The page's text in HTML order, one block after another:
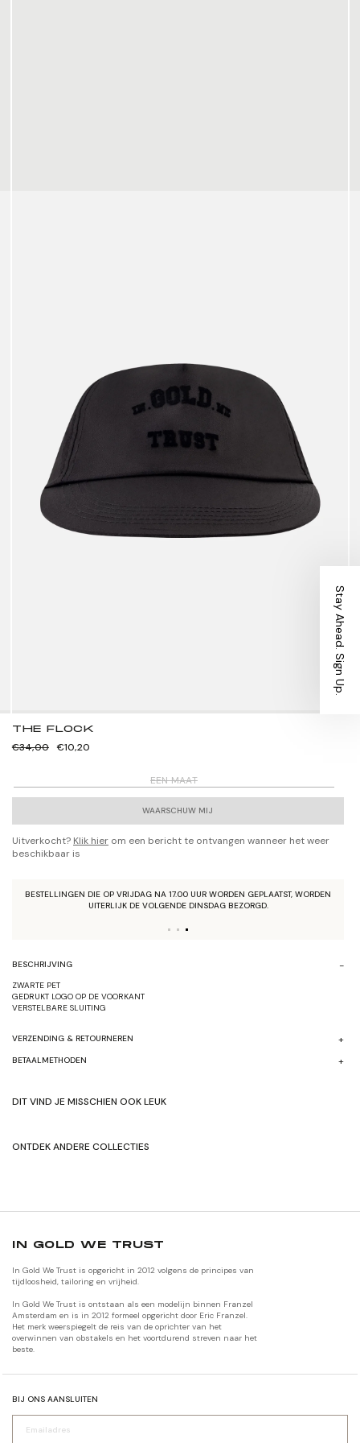
THE FLOCK
Normale
€34,00 Verkoopprijs
€10,20
EEN MAAT
WAARSCHUW MIJ
Uitverkocht? Klik hier om een bericht te ontvangen wanneer het weer
beschikbaar is
BESTELLINGEN DIE OP VRIJDAG NA 17.00 UUR WORDEN GEPLAATST, WORDEN
UITERLIJK DE VOLGENDE DINSDAG BEZORGD.
BESCHRIJVING
ZWARTE PET
GEDRUKT LOGO OP DE VOORKANT
VERSTELBARE SLUITING
VERZENDING & RETOURNEREN
BETAALMETHODEN
DIT VIND JE MISSCHIEN OOK LEUK
ONTDEK ANDERE COLLECTIES
IN GOLD WE TRUST
In Gold We Trust is opgericht in 2012 volgens de principes van
tijdloosheid, tailoring en vrijheid.
In Gold We Trust is ontstaan als een modelijn binnen Franzel
Amsterdam en is in 2012 formeel opgericht door Eric Franzel.
Het merk weerspiegelt de reis van de oprichter van het
overwinnen van obstakels en het voortdurend streven naar het
beste.
BIJ ONS AANSLUITEN
Stay Ahead. Sign Up.